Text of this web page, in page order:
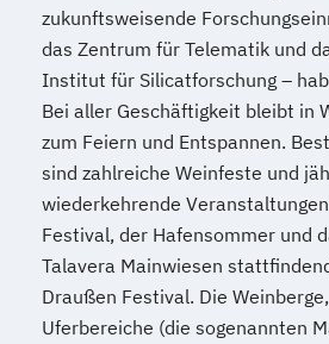
zukunftsweisende
das Zentrum für Telematik und
Institut für Silicatforschung –
Bei aller Geschäftigkeit bleibt in
zum Feiern und Entspannen.
sind zahlreiche Weinfeste und
wiederkehrende
Festival, der Hafensommer und
Talavera Mainwiesen
Draußen Festival. Die
Uferbereiche (die sogenannten